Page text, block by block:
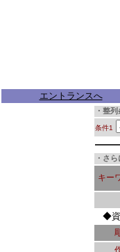
エントランスへ
・整
条件1
・さ
キー
◆資